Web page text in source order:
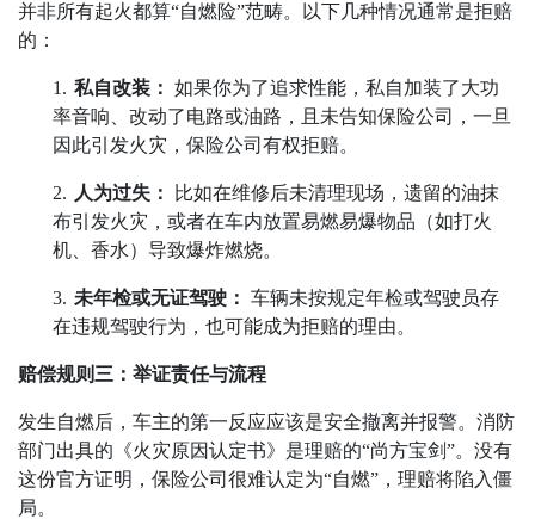
并非所有起火都算“自燃险”范畴。以下几种情况通常是拒赔
的：
1. 私自改装： 如果你为了追求性能，私自加装了大功
率音响、改动了电路或油路，且未告知保险公司，一旦
因此引发火灾，保险公司有权拒赔。
2. 人为过失：
比如在维修后未清理现场，遗留的油抹
布引发火灾，或者在车内放置易燃易爆物品（如打火
机、香水）导致爆炸燃烧。
3. 未年检或无证驾驶： 车辆未按规定年检或驾驶员存
在违规驾驶行为，也可能成为拒赔的理由。
赔偿规则三：举证责任与流程
发生自燃后，车主的第一反应应该是安全撤离并报警。消防
部门出具的《火灾原因认定书》是理赔的“尚方宝剑”。没有
这份官方证明，保险公司很难认定为“自燃” ，理赔将陷入僵
局。